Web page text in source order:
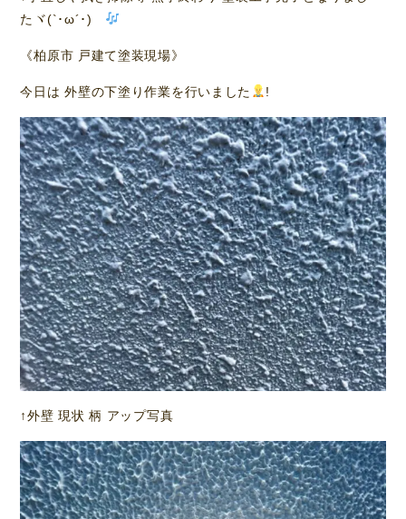
たヾ(`･ω´･)ゞ
《柏原市 戸建て塗装現場》
今日は 外壁の下塗り作業を行いました !
↑外壁 現状 柄 アップ写真